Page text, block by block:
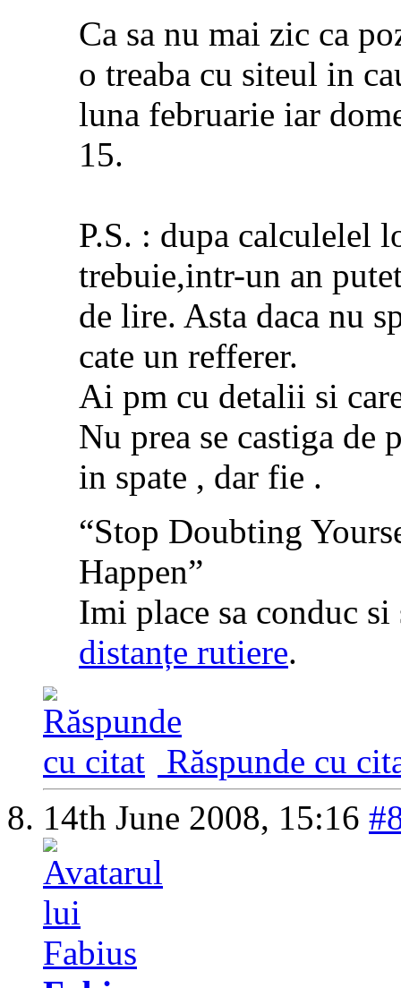
Ca sa nu mai zic ca
o treaba cu siteul in
luna februarie iar
15.
P.S. : dupa calculelel
trebuie,intr-un an
de lire. Asta daca nu
cate un refferer.
Ai pm cu detalii si
Nu prea se castiga de
in spate , dar fie .
“Stop Doubting
Happen”
Imi place sa conduc si
distanțe rutiere.
Răspunde cu
14th June 2008, 15:16